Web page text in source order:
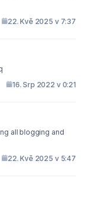
22. Kvě 2025 v 7:37
16. Srp 2022 v 0:21
blogging and
22. Kvě 2025 v 5:47